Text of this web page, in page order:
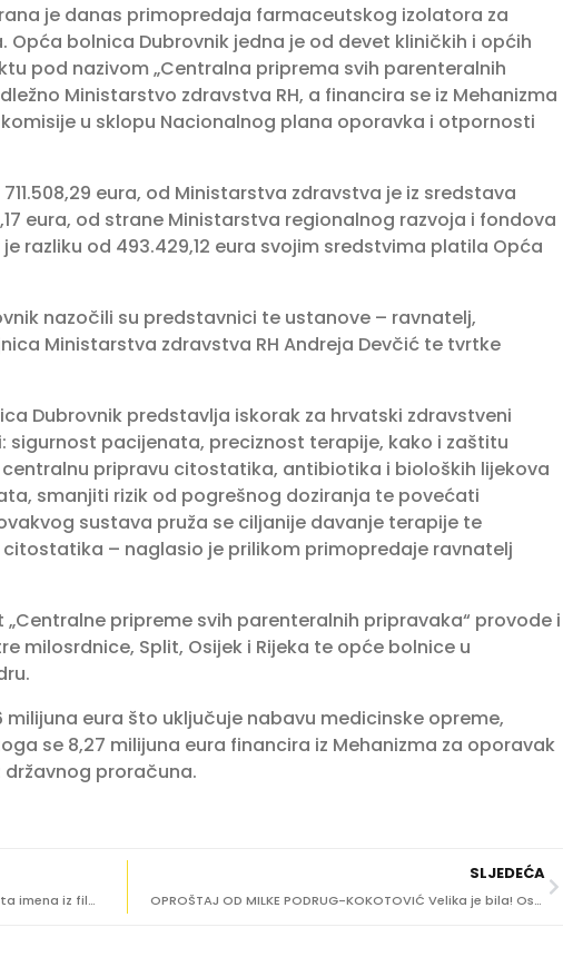
je danas primopredaja farmaceutskog izolatora za
bolnica Dubrovnik jedna je od devet kliničkih i općih
pod nazivom „Centralna priprema svih parenteralnih
Ministarstvo zdravstva RH, a financira se iz Mehanizma
u sklopu Nacionalnog plana oporavka i otpornosti
eura, od Ministarstva zdravstva je iz sredstava
eura, od strane Ministarstva regionalnog razvoja i fondova
razliku od 493.429,12 eura svojim sredstvima platila Opća
nazočili su predstavnici te ustanove – ravnatelj,
Ministarstva zdravstva RH Andreja Devčić te tvrtke
Dubrovnik predstavlja iskorak za hrvatski zdravstveni
sigurnost pacijenata, preciznost terapije, kako i zaštitu
pripravu citostatika, antibiotika i bioloških lijekova
smanjiti rizik od pogrešnog doziranja te povećati
sustava pruža se ciljanije davanje terapije te
– naglasio je prilikom primopredaje ravnatelj
„Centralne pripreme svih parenteralnih pripravaka“ provode i
milosrdnice, Split, Osijek i Rijeka te opće bolnice u
milijuna eura što uključuje nabavu medicinske opreme,
se 8,27 milijuna eura financira iz Mehanizma za oporavak
proračuna.
SUTRA POČINJE SLANO FILM DAYS Stižu poznata imena iz filmske industrije
SLJEDEĆA
OPROŠTAJ OD MILKE PODRUG-KOKOTOVIĆ Velika je bila! Ostala je do kraja vjerna sebi i Dubrovniku